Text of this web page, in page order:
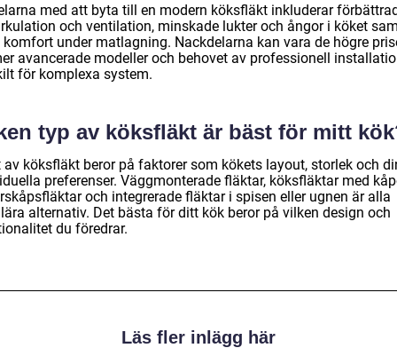
med att byta till en modern köksfläkt inkluderar
och ventilation, minskade lukter och ångor i köket
komfort under matlagning. Nackdelarna kan vara de högre
avancerade modeller och behovet av professionell
för komplexa system.
typ av köksfläkt är bäst för mitt
av köksfläkt beror på faktorer som kökets layout, storlek och
preferenser. Väggmonterade fläktar, köksfläktar med
och integrerade fläktar i spisen eller ugnen är alla
alternativ. Det bästa för ditt kök beror på vilken design och
du föredrar.
Läs fler inlägg här